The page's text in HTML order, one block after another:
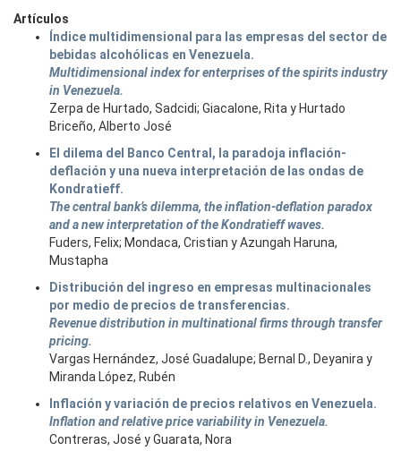
Artículos
Índice multidimensional para las empresas del sector de
bebidas alcohólicas en Venezuela.
Multidimensional index for enterprises of the spirits industry
in Venezuela.
Zerpa de Hurtado, Sadcidi; Giacalone, Rita y Hurtado
Briceño, Alberto José
El dilema del Banco Central, la paradoja inflación-
deflación y una nueva interpretación de las ondas de
Kondratieff.
The central bank’s dilemma, the inflation-deflation paradox
and a new interpretation of the Kondratieff waves.
Fuders, Felix; Mondaca, Cristian y Azungah Haruna,
Mustapha
Distribución del ingreso en empresas multinacionales
por medio de precios de transferencias.
Revenue distribution in multinational firms through transfer
pricing.
Vargas Hernández, José Guadalupe; Bernal D., Deyanira y
Miranda López, Rubén
Inflación y variación de precios relativos en Venezuela.
Inflation and relative price variability in Venezuela.
Contreras, José y Guarata, Nora